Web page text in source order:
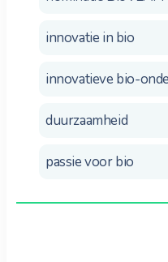
innovatie in bio
innovatieve bio-
duurzaamheid
passie voor bio